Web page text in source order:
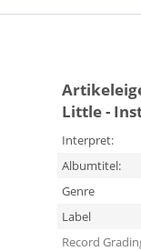
Little -
Interpret:
Albumtitel:
Genre
Label
Record